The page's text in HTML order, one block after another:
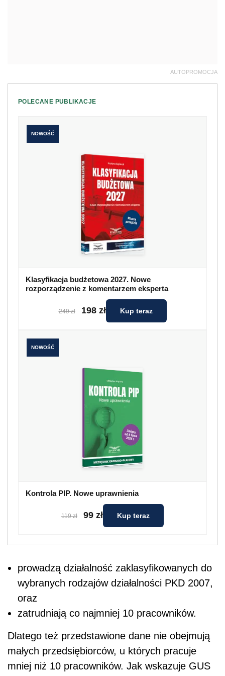
AUTOPROMOCJA
POLECANE PUBLIKACJE
NOWOŚĆ
Klasyfikacja budżetowa 2027. Nowe
rozporządzenie z komentarzem eksperta
249 zł 198 zł Kup teraz
NOWOŚĆ
Kontrola PIP. Nowe uprawnienia
119 zł 99 zł Kup teraz
prowadzą działalność zaklasyfikowanych do
wybranych rodzajów działalności PKD 2007,
oraz
zatrudniają co najmniej 10 pracowników.
Dlatego też przedstawione dane nie obejmują
małych przedsiębiorców, u których pracuje
mniej niż 10 pracowników. Jak wskazuje GUS